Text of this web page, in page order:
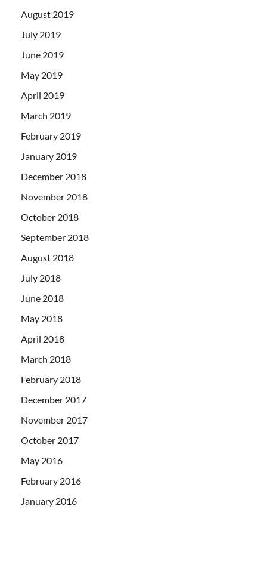
August 2019
July 2019
June 2019
May 2019
April 2019
March 2019
February 2019
January 2019
December 2018
November 2018
October 2018
September 2018
August 2018
July 2018
June 2018
May 2018
April 2018
March 2018
February 2018
December 2017
November 2017
October 2017
May 2016
February 2016
January 2016